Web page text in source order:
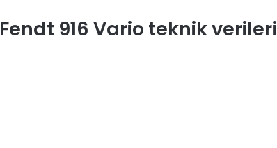
Fendt 916 Vario teknik verileri